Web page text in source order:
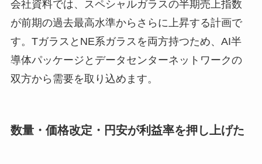
会社資料では、スペシャルガラスの半期売上指数
が前期の過去最高水準からさらに上昇する計画で
す。TガラスとNE系ガラスを両方持つため、AI半
導体パッケージとデータセンターネットワークの
双方から需要を取り込めます。
数量・価格改定・円安が利益率を押し上げた